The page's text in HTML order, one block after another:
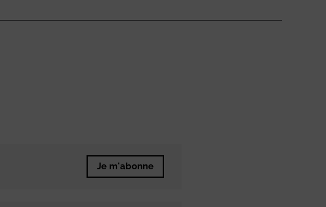
Je m'abonne